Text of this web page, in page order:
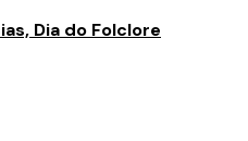
Dia do Folclore